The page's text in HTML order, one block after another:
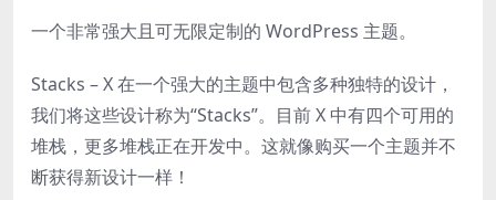
一个非常强大且可无限定制的 WordPress 主题。
Stacks – X 在一个强大的主题中包含多种独特的设计，
我们将这些设计称为“Stacks”。目前 X 中有四个可用的
堆栈，更多堆栈正在开发中。这就像购买一个主题并不
断获得新设计一样！